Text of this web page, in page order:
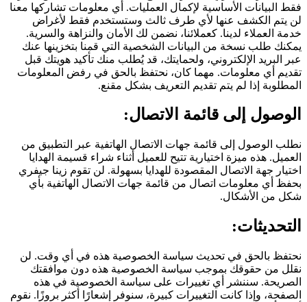
فقط البيانات الأساسية لإكمال العمليات. أي معلومات تشاركها معنا
لن يتم الكشف عنها لأي طرف ثالث وستستخدم فقط لأغراض
خدمة العملاء لدينا. كعملائنا، نضمن لك الأمان والنزاهة والسرية.
يمكنك طلب نسخة من البيانات الشخصية التي قمنا بتخزينها عنك
عبر البريد الإلكتروني، ولحمايتك، قد يُطلب منك تأكيد هويتك قبل
تقديم أي معلومات. مهما كان، نحتفظ بالحق في رفض المعلومات
المطلوبة إذا لم يتم تقديم التعريف بشكل مقنع.
الوصول إلى قائمة الاتصال:
نطلب الوصول إلى قائمة جهات الاتصال الهاتفية عبر التطبيق من
العميل. هذه ميزة اختيارية تتيح للعميل أثناء شراء قسيمة الهدايا
اختيار جهة الاتصال المقصودة للهدايا بسهولة. لن تقوم زينا جيفري
بحفظ أي معلومات اتصال من قائمة جهات الاتصال الهاتفية بأي
شكل من الأشكال.
التحديثات:
نحتفظ بالحق في تحديث سياسة الخصوصية هذه في أي وقت. لن
نقلل من حقوقك بموجب سياسة الخصوصية هذه دون موافقتك
الصريحة. سننشر أي تغييرات على سياسة الخصوصية في هذه
الصفحة، وإذا كانت التغييرات كبيرة، سنوفر إشعارًا أكثر بروزًا. نقوم